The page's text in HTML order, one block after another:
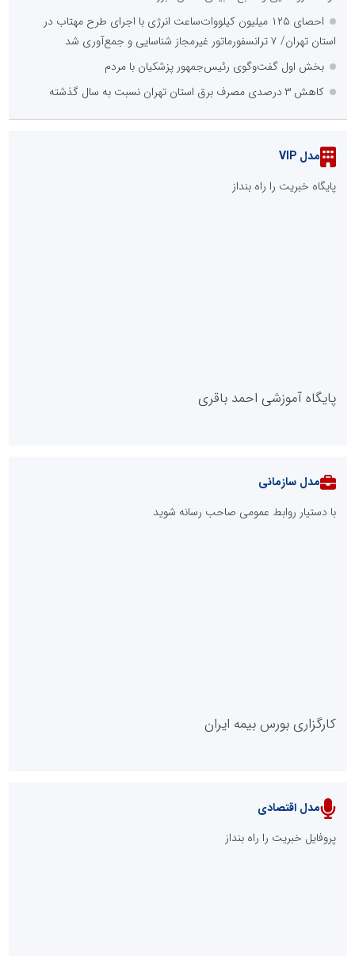
احصای ۱۲۵ میلیون کیلووات‌ساعت انرژی با اجرای طرح مهتاب در
استان تهران/ ۷ ترانسفورماتور غیرمجاز شناسایی و جمع‌آوری شد
بخش اول گفت‌وگوی رئیس‌جمهور پزشکیان با مردم
کاهش ۳ درصدی مصرف برق استان تهران نسبت به سال گذشته
مدل VIP
پایگاه خبریت را راه بنداز
پایگاه آموزشی احمد باقری
پایگاه خبری نهضت ملی مسکن
مدل سازمانی
با دستیار روابط عمومی صاحب رسانه شوید
کارگزاری بورس بیمه ایران
مدل اقتصادی
پروفایل خبریت را راه بنداز